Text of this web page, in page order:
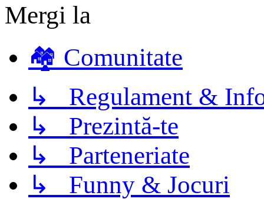
Mergi la
🏘️ Comunitate
↳ Regulament &
↳ Prezintă-te
↳ Parteneriate
↳ Funny & Jocuri